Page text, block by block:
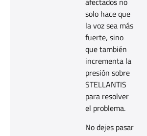
solo hace que
la voz sea más
fuerte, sino
que también
incrementa la
presión sobre
STELLANTIS
para resolver
el problema.
No dejes pasar